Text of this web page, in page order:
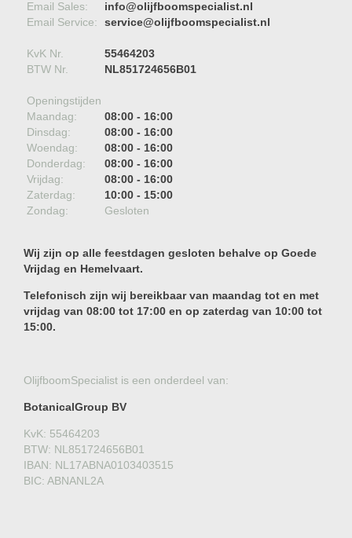
Email Sales:
info@olijfboomspecialist.nl
Email Service:
service@olijfboomspecialist.nl
KvK Nr.
55464203
BTW Nr.
NL851724656B01
Openingstijden
Maandag:
08:00 - 16:00
Dinsdag:
08:00 - 16:00
Woendag:
08:00 - 16:00
Donderdag:
08:00 - 16:00
Vrijdag:
08:00 - 16:00
Zaterdag:
10:00 - 15:00
Zondag:
Gesloten
Wij zijn op alle feestdagen gesloten behalve op Goede
Vrijdag en Hemelvaart.
Telefonisch zijn wij bereikbaar van maandag tot en met
vrijdag van 08:00 tot 17:00 en op zaterdag van 10:00 tot
15:00.
OlijfboomSpecialist is een onderdeel van:
BotanicalGroup BV
KvK: 55464203
BTW: NL851724656B01
IBAN: NL17ABNA0103403515
BIC: ABNANL2A